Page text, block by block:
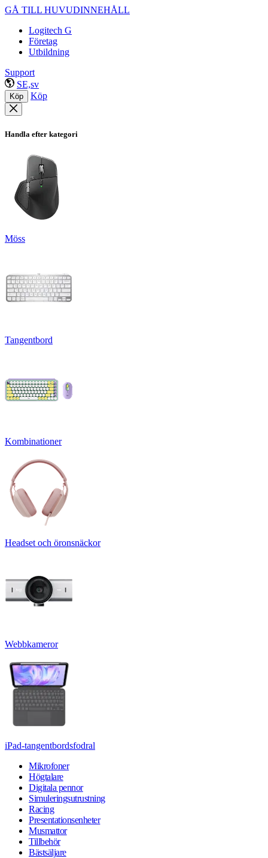
GÅ TILL HUVUDINNEHÅLL
Logitech G
Företag
Utbildning
Support
SE,sv
Köp Köp
Handla efter kategori
Möss
Tangentbord
Kombinationer
Headset och öronsnäckor
Webbkameror
iPad-tangentbordsfodral
Mikrofoner
Högtalare
Digitala pennor
Simuleringsutrustning
Racing
Presentationsenheter
Musmattor
Tillbehör
Bästsäljare